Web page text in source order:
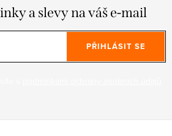
a slevy na váš e-mail
PŘIHLÁSIT SE